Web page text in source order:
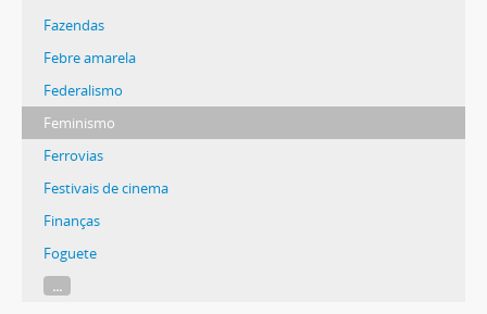
Fazendas
Febre amarela
Federalismo
Feminismo
Ferrovias
Festivais de cinema
Finanças
Foguete
...